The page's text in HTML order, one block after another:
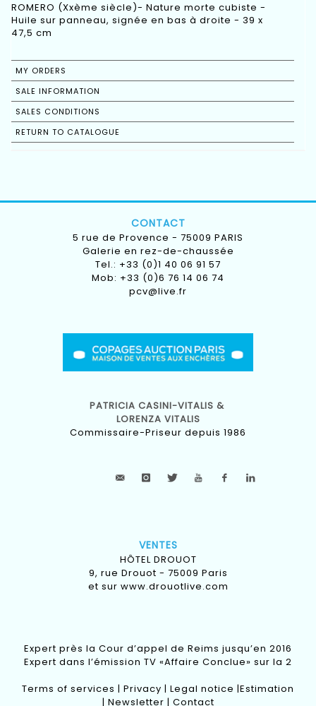
ROMERO (Xxème siècle)- Nature morte cubiste -
Huile sur panneau, signée en bas à droite - 39 x
47,5 cm
MY ORDERS
SALE INFORMATION
SALES CONDITIONS
RETURN TO CATALOGUE
CONTACT
5 rue de Provence - 75009 PARIS
Galerie en rez-de-chaussée
Tel.: +33 (0)1 40 06 91 57
Mob: +33 (0)6 76 14 06 74
pcv@live.fr
PATRICIA CASINI-VITALIS &
LORENZA VITALIS
Commissaire-Priseur depuis 1986
VENTES
HÔTEL DROUOT
9, rue Drouot - 75009 Paris
et sur www.drouotlive.com
Expert près la Cour d’appel de Reims jusqu’en 2016
Expert dans l’émission TV «Affaire Conclue» sur la 2
Terms of services | Privacy | Legal notice |Estimation
| Newsletter | Contact